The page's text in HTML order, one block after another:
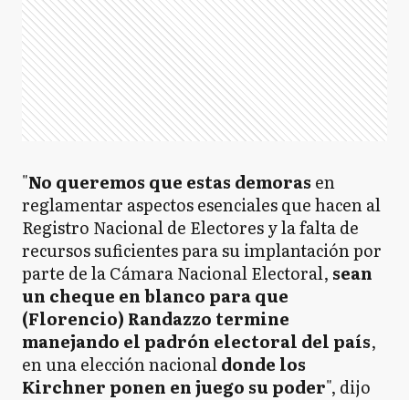
"No queremos que estas demoras en
reglamentar aspectos esenciales que hacen al
Registro Nacional de Electores y la falta de
recursos suficientes para su implantación por
parte de la Cámara Nacional Electoral, sean
un cheque en blanco para que
(Florencio) Randazzo termine
manejando el padrón electoral del país,
en una elección nacionaldonde los
Kirchner ponen en juego su poder", dijo